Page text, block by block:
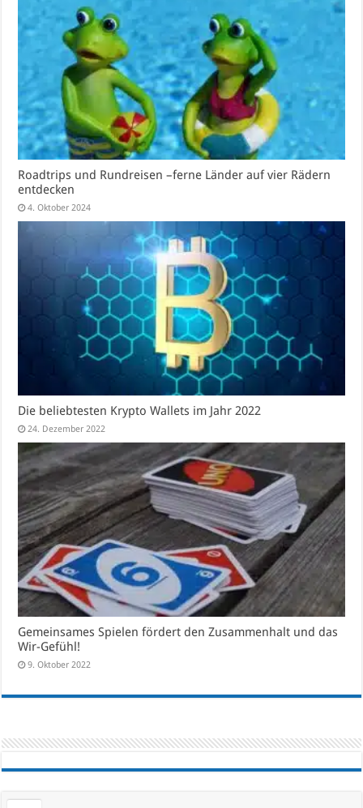
Roadtrips und Rundreisen –ferne Länder auf vier Rädern
entdecken
4. Oktober 2024
Die beliebtesten Krypto Wallets im Jahr 2022
24. Dezember 2022
Gemeinsames Spielen fördert den Zusammenhalt und das
Wir-Gefühl!
9. Oktober 2022